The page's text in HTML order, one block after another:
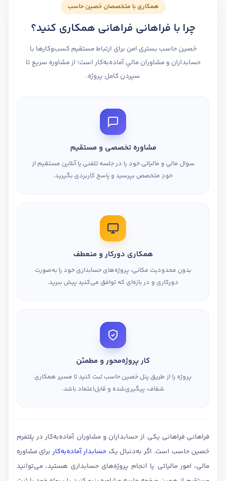
همکاری با متخصصان حَصین حاسب
چرا با فراهانی فراهانی همکاری کنید؟
حَصین حاسب بستری امن برای ارتباط مستقیم کسب‌وکارها با
حسابداران و مشاوران مالیِ آماده‌به‌کار است؛ از مشاوره سریع تا
سپردن کامل پروژه.
مشاوره تخصصی و مستقیم
سوال مالی و مالیاتی خود را در جلسه تلفنی یا آنلاین مستقیم از
خودِ متخصص بپرسید و پاسخ کاربردی بگیرید.
همکاری دورکار و منعطف
بدون محدودیت مکانی، پروژه‌های حسابداری خود را به‌صورت
دورکاری و در بازه‌ای که توافق می‌کنید پیش ببرید.
کار پروژه‌محور و مطمئن
پروژه را از طریق پنل حَصین حاسب ثبت کنید تا مسیر همکاری
شفاف، پیگیری‌شده و قابل‌اعتماد باشد.
فراهانی فراهانی یکی از حسابداران و مشاوران آماده‌به‌کار در پلتفرم
حَصین حاسب است. اگر به‌دنبال یک حسابدار آماده‌به‌کار برای مشاوره
مالی، امور مالیاتی یا انجام پروژه‌های حسابداری هستید، می‌توانید